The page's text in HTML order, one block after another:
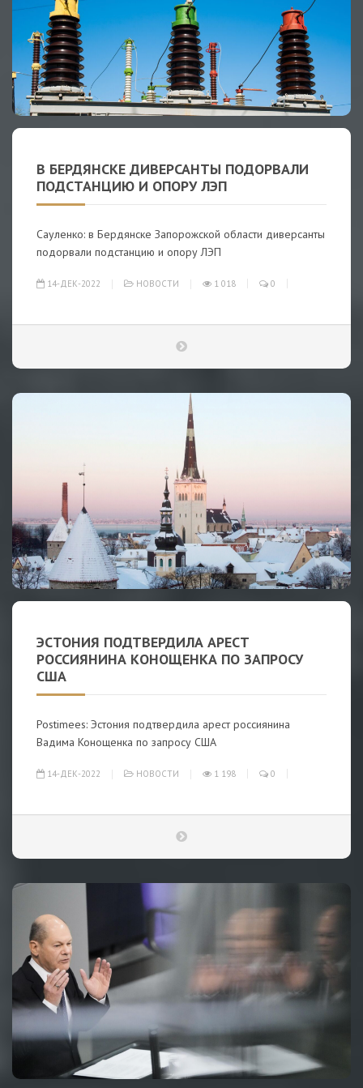
В БЕРДЯНСКЕ ДИВЕРСАНТЫ ПОДОРВАЛИ
ПОДСТАНЦИЮ И ОПОРУ ЛЭП
Сауленко: в Бердянске Запорожской области диверсанты
подорвали подстанцию и опору ЛЭП
14-ДЕК-2022 НОВОСТИ 1 018 0
ЭСТОНИЯ ПОДТВЕРДИЛА АРЕСТ
РОССИЯНИНА КОНОЩЕНКА ПО ЗАПРОСУ
США
Postimees: Эстония подтвердила арест россиянина
Вадима Конощенка по запросу США
14-ДЕК-2022 НОВОСТИ 1 198 0